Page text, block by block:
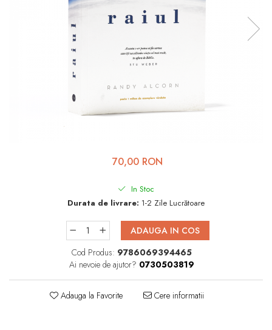
Viața de Familie
Prietenie, Logodnă și
Cărți de Colorat
Adolescenți și Tineri
Conducerea și Păstorirea
Consiliere
Lucrarea cu Copiii și Tinerii
70,00 RON
In Stoc
Durata de livrare: 1-2 Zile Lucrătoare
ADAUGA IN COS
Cod Produs: 9786069394465
Ai nevoie de ajutor? 0730503819
Adauga la Favorite Cere informatii